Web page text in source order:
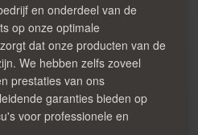
en onderdeel van de
op onze optimale
dat onze producten van de
We hebben zelfs zoveel
prestaties van ons
garanties bieden op
voor professionele en